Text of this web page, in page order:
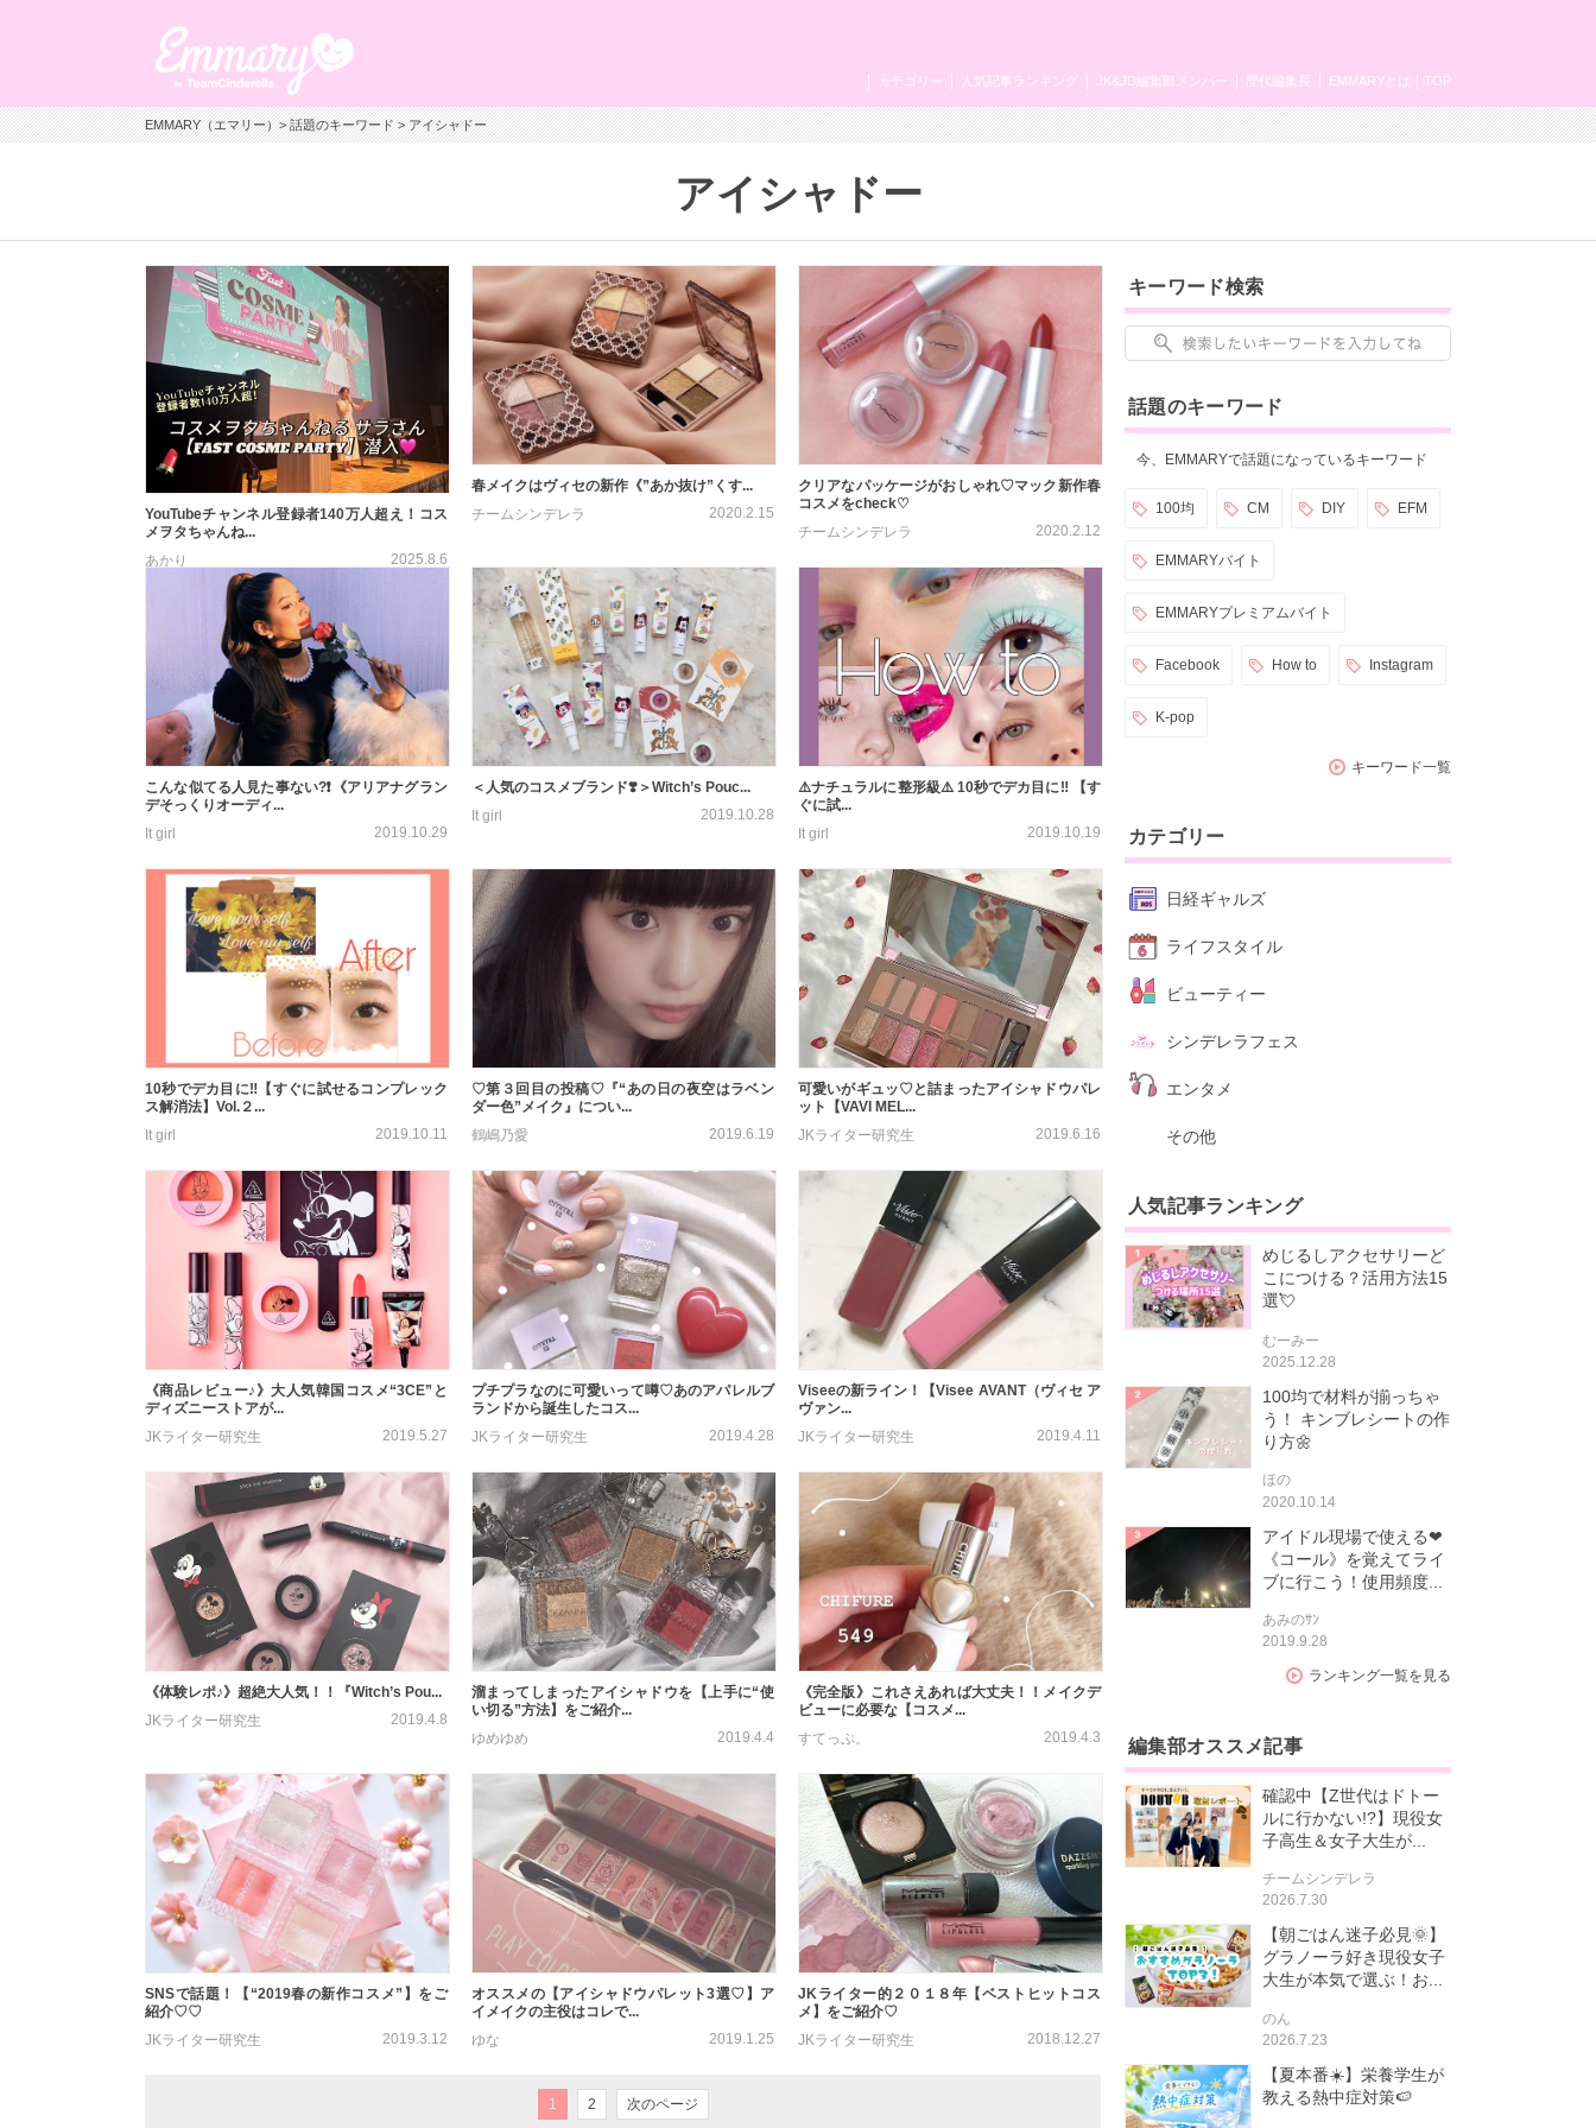
TOP
EMMARYとは
歴代編集長
JK&JD編集部メンバー
人気記事ランキング
カテゴリー
EMMARY（エマリー）>話題のキーワード> アイシャドー
アイシャドー
YouTubeチャンネル登録者140万人超え！コス
メヲタちゃんね...
あかり
2025.8.6
春メイクはヴィセの新作《”あか抜け”くす...
チームシンデレラ
2020.2.15
クリアなパッケージがおしゃれ♡マック新作春
コスメをcheck♡
チームシンデレラ
2020.2.12
こんな似てる人見た事ない?❗️《アリアナグラン
デそっくりオーディ...
It girl
2019.10.29
＜人気のコスメブランド❣️＞Witch’s Pouc...
It girl
2019.10.28
⚠️ナチュラルに整形級⚠️ 10秒でデカ目に‼️ 【す
ぐに試...
It girl
2019.10.19
10秒でデカ目に‼【すぐに試せるコンプレック
ス解消法】Vol.２...
It girl
2019.10.11
♡第３回目の投稿♡『“あの日の夜空はラベン
ダー色”メイク』につい...
鶴嶋乃愛
2019.6.19
可愛いがギュッ♡と詰まったアイシャドウパレ
ット【VAVI MEL...
JKライター研究生
2019.6.16
《商品レビュー♪》大人気韓国コスメ“3CE”と
ディズニーストアが...
JKライター研究生
2019.5.27
プチプラなのに可愛いって噂♡あのアパレルブ
ランドから誕生したコス...
JKライター研究生
2019.4.28
Viseeの新ライン！【Visee AVANT（ヴィセ ア
ヴァン...
JKライター研究生
2019.4.11
《体験レポ♪》超絶大人気！！『Witch’s Pou...
JKライター研究生
2019.4.8
溜まってしまったアイシャドウを【上手に“使
い切る”方法】をご紹介...
ゆめゆめ
2019.4.4
《完全版》これさえあれば大丈夫！！メイクデ
ビューに必要な【コスメ...
すてっぷ。
2019.4.3
SNSで話題！【“2019春の新作コスメ”】をご
紹介♡♡
JKライター研究生
2019.3.12
オススメの【アイシャドウパレット3選♡】ア
イメイクの主役はコレで...
ゆな
2019.1.25
JKライター的２０１８年【ベストヒットコス
メ】をご紹介♡
JKライター研究生
2018.12.27
1 2 次のページ
キーワード検索
話題のキーワード
今、EMMARYで話題になっているキーワード
100均 CM DIY EFM
EMMARYバイト
EMMARYプレミアムバイト
Facebook How to Instagram
K-pop
キーワード一覧
カテゴリー
日経ギャルズ
ライフスタイル
ビューティー
シンデレラフェス
エンタメ
その他
人気記事ランキング
めじるしアクセサリーど
こにつける？活用方法15
選💘
むーみー
2025.12.28
100均で材料が揃っちゃ
う！ キンブレシートの作
り方🌼
ほの
2020.10.14
アイドル現場で使える❤
《コール》を覚えてライ
ブに行こう！使用頻度...
あみのｻﾝ
2019.9.28
ランキング一覧を見る
編集部オススメ記事
確認中【Z世代はドトー
ルに行かない!?】現役女
子高生＆女子大生が...
チームシンデレラ
2026.7.30
【朝ごはん迷子必見🌞】
グラノーラ好き現役女子
大生が本気で選ぶ！お...
のん
2026.7.23
【夏本番☀️】栄養学生が
教える熱中症対策🍉